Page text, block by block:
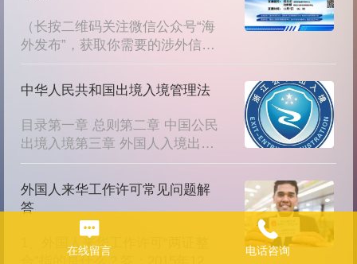
（长按二维码关注微信公众号“海
外发布”，获取你需要的涉外信
信A letter to the overseas
Chinese studentsfrom Lucheng,
Wenzhou亲爱的境外留学生
们:Dear overseas Chinese
students,      当前，电信网络新
发，诈骗手法不断升级更新，受
害群众损失巨大。近...
中华人民共和国出境入境管理法
目录第一章 总则第二章 中国公民
出境入境第三章 外国人入境出境
第一节 签证第二节 入境出境第四
章 外国人停留居留第...
外国人来华工作许可常见问题解
答
1、外国人来华工作许可“两证整
在线留言 电话咨询